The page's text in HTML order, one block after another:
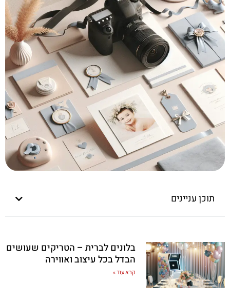
תוכן עניינים
בלונים לברית – הטריקים שעושים
הבדל בכל עיצוב ואווירה
קרא עוד »